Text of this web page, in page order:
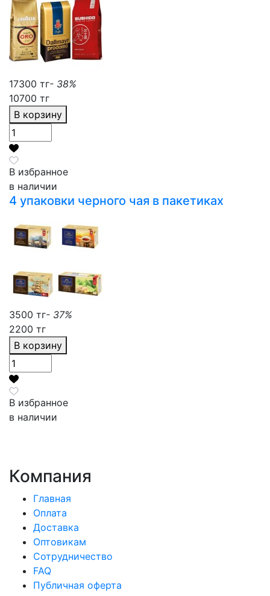
17300 тг- 38%
10700 тг
В корзину
В избранное
в наличии
4 упаковки черного чая в пакетиках
3500 тг- 37%
2200 тг
В корзину
В избранное
в наличии
Компания
Главная
Оплата
Доставка
Оптовикам
Сотрудничество
FAQ
Публичная оферта